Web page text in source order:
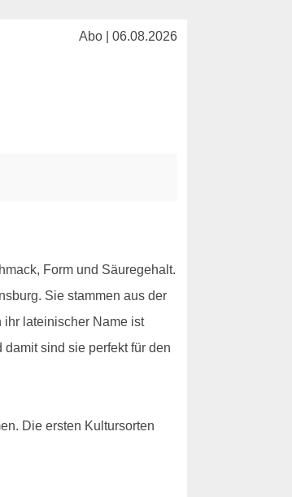
Abo | 06.08.2026
Form und Säuregehalt.
Sie stammen aus der
lateinischer Name ist
sind sie perfekt für den
Die ersten Kultursorten